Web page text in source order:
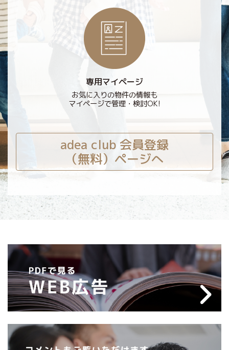
専用マイページ
お気に入りの物件の情報も
マイページで管理・検討OK!
adea club 会員登録
（無料）ページへ